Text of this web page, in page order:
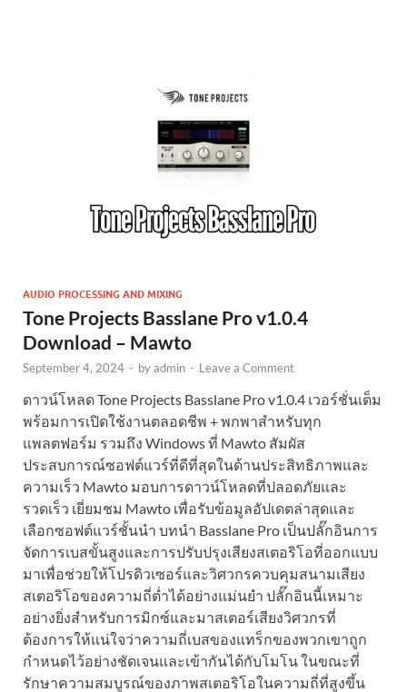
AUDIO PROCESSING AND MIXING
Tone Projects Basslane Pro v1.0.4
Download – Mawto
September 4, 2024 - byadmin - Leave a Comment
ดาวน์โหลด Tone Projects Basslane Pro v1.0.4 เวอร์ชั่นเต็ม
พร้อมการเปิดใช้งานตลอดชีพ + พกพาสำหรับทุก
แพลตฟอร์ม รวมถึง Windows ที่ Mawto สัมผัส
ประสบการณ์ซอฟต์แวร์ที่ดีที่สุดในด้านประสิทธิภาพและ
ความเร็ว Mawto มอบการดาวน์โหลดที่ปลอดภัยและ
รวดเร็ว เยี่ยมชม Mawto เพื่อรับข้อมูลอัปเดตล่าสุดและ
เลือกซอฟต์แวร์ชั้นนำ บทนำ Basslane Pro เป็นปลั๊กอินการ
จัดการเบสขั้นสูงและการปรับปรุงเสียงสเตอริโอที่ออกแบบ
มาเพื่อช่วยให้โปรดิวเซอร์และวิศวกรควบคุมสนามเสียง
สเตอริโอของความถี่ต่ำได้อย่างแม่นยำ ปลั๊กอินนี้เหมาะ
อย่างยิ่งสำหรับการมิกซ์และมาสเตอร์เสียงวิศวกรที่
ต้องการให้แน่ใจว่าความถี่เบสของแทร็กของพวกเขาถูก
กำหนดไว้อย่างชัดเจนและเข้ากันได้กับโมโน ในขณะที่
รักษาความสมบูรณ์ของภาพสเตอริโอในความถี่ที่สูงขึ้น